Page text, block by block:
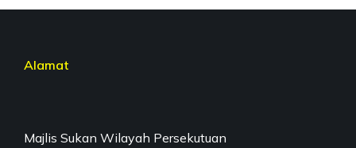
Alamat
Majlis Sukan Wilayah Persekutuan